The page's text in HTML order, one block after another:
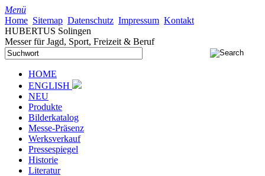
Menü
Home Sitemap Datenschutz Impressum Kontakt
HUBERTUS Solingen
Messer für Jagd, Sport, Freizeit & Beruf
HOME
ENGLISH
NEU
Produkte
Bilderkatalog
Messe-Präsenz
Werksverkauf
Pressespiegel
Historie
Literatur